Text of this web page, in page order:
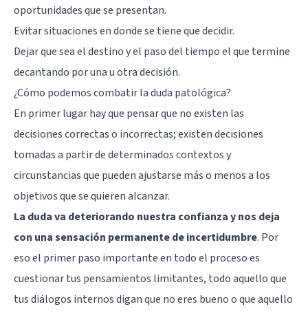
oportunidades que se presentan.
Evitar situaciones en donde se tiene que decidir.
Dejar que sea el destino y el paso del tiempo el que termine
decantando por una u otra decisión.
¿Cómo podemos combatir la duda patológica?
En primer lugar hay que pensar que no existen las
decisiones correctas o incorrectas; existen decisiones
tomadas a partir de determinados contextos y
circunstancias que pueden ajustarse más o menos a los
objetivos que se quieren alcanzar.
La duda va deteriorando nuestra confianza y nos deja
con una sensación permanente de incertidumbre. Por
eso el primer paso importante en todo el proceso es
cuestionar tus pensamientos limitantes, todo aquello que
tus diálogos internos digan que no eres bueno o que aquello